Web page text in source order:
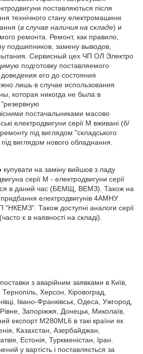
поставляються після
технічного стану електромашини
(в случае наличия на складе) и
ремонта. Ремонт, как правило,
подшипников, замену выводов,
Сервисный цех ЧП ОЛ Электро
подготовку поставляемого
его до состояния
лишь в случае использования
которая никогда не была в
постачальниками масово
електродвигуни серії М вживані (б/
під виглядом "складського
під виглядом нового обладнання.
купувати на заміну вийшов з ладу
серії М - електродвигуни серії
в даний час (БЕМЩ, ВЕМЗ). Також на
електродвигунів 4АМНУ
Також доступні аналоги серії
є в наявності на складі).
з аварійним заявками в Київ,
Херсон, Кіровоград,
Івано-Франківськ, Одеса, Ужгород,
Запоріжжя, Донецьк, Миколаїв,
експорт М280ML6 в такі країни як
Казахстан, Азербайджан,
Естонія, Туркменістан, Іран.
у вартість і поставляється за